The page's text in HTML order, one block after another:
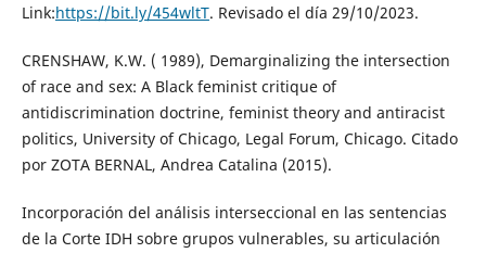
Link:https://bit.ly/454wltT. Revisado el día 29/10/2023.
CRENSHAW, K.W. ( 1989), Demarginalizing the intersection
of race and sex: A Black feminist critique of
antidiscrimination doctrine, feminist theory and antiracist
politics, University of Chicago, Legal Forum, Chicago. Citado
por ZOTA BERNAL, Andrea Catalina (2015).
Incorporación del análisis interseccional en las sentencias
de la Corte IDH sobre grupos vulnerables, su articulación